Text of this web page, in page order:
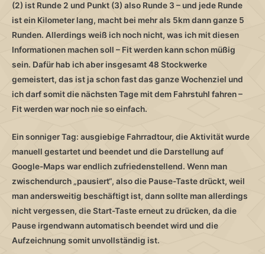
(2) ist Runde 2 und Punkt (3) also Runde 3 – und jede Runde
ist ein Kilometer lang, macht bei mehr als 5km dann ganze 5
Runden. Allerdings weiß ich noch nicht, was ich mit diesen
Informationen machen soll – Fit werden kann schon müßig
sein. Dafür hab ich aber insgesamt 48 Stockwerke
gemeistert, das ist ja schon fast das ganze Wochenziel und
ich darf somit die nächsten Tage mit dem Fahrstuhl fahren –
Fit werden war noch nie so einfach.
Ein sonniger Tag: ausgiebige Fahrradtour, die Aktivität wurde
manuell gestartet und beendet und die Darstellung auf
Google-Maps war endlich zufriedenstellend. Wenn man
zwischendurch „pausiert“, also die Pause-Taste drückt, weil
man andersweitig beschäftigt ist, dann sollte man allerdings
nicht vergessen, die Start-Taste erneut zu drücken, da die
Pause irgendwann automatisch beendet wird und die
Aufzeichnung somit unvollständig ist.